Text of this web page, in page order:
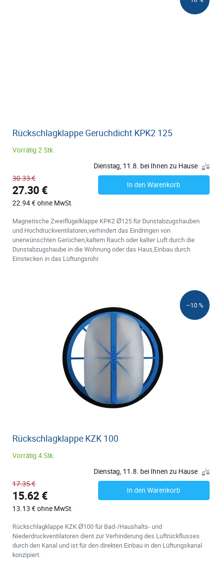
Rückschlagklappe Geruchdicht KPK2 125
Vorrätig 2 Stk.
Dienstag, 11.8. bei Ihnen zu Hause
30.33 €
27.30 €
22.94 € ohne MwSt.
In den Warenkorb
Magnetische Zweiflügelklappe KPK2 Ø125 für Dunstabzugshauben
und Hochdruckventilatoren,verhindert das Eindringen von
unerwünschten Gerüchen,kaltem Rauch oder kalter Luft durch die
Dunstabzugshaube in die Wohnung oder das Haus,Einbau durch
Einstecken in das Lüftungsrohr.
−10 %
Rückschlagklappe KZK 100
Vorrätig 4 Stk.
Dienstag, 11.8. bei Ihnen zu Hause
17.35 €
15.62 €
13.13 € ohne MwSt.
In den Warenkorb
Rückschlagklappe KZK Ø100 für Bad-/Haushalts- und
Niederdruckventilatoren dient zur Verhinderung des Luftrückflusses
durch den Kanal und ist für den direkten Einbau in den Lüftungskanal
konzipiert.